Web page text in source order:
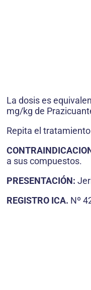
La dosis es
mg/kg de
Repita el
a sus compuestos.
PRESENTACIÓN:
REGISTRO ICA. Nº